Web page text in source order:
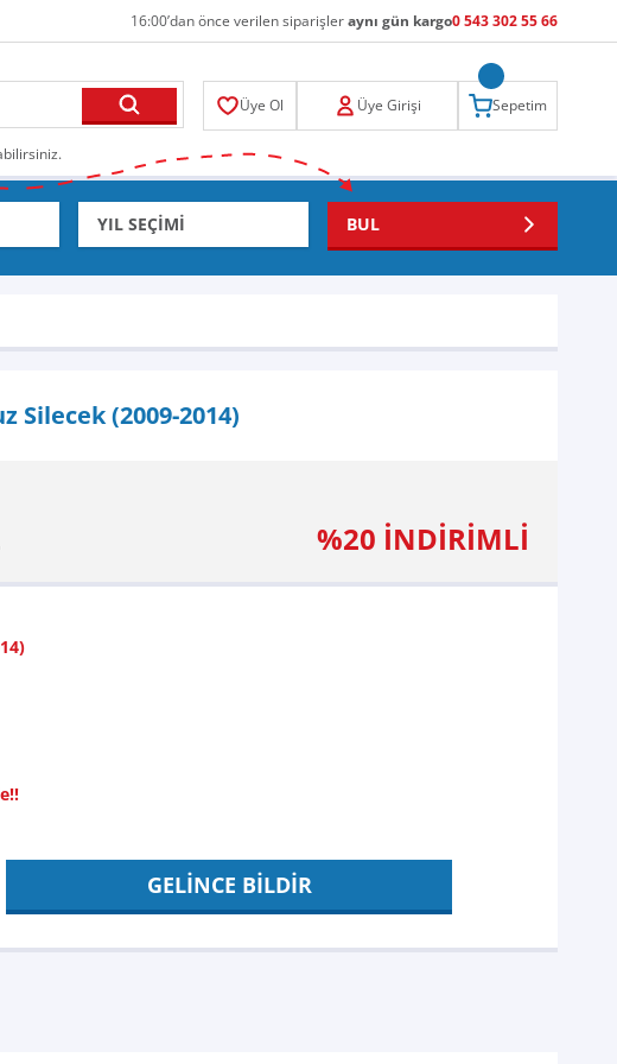
16:00’dan önce verilen siparişleraynı gün kargo0 543 302 55 66
Üye Ol Üye Girişi Sepetim
BUL
Silecek (2009-2014)
%20 İNDİRİMLİ
GELİNCE BİLDİR